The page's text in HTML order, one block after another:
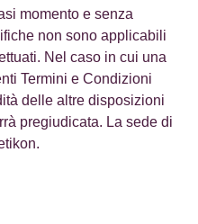
momento e senza
non sono applicabili
Nel caso in cui una
Termini e Condizioni
delle altre disposizioni
pregiudicata. La sede di